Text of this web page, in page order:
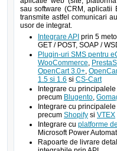
sau software (CRM, aplicatii
transmite astfel comunicari
usor de integrat.
Integrare API prin 5
GET / POST, SOAP /
Plugin-uri SMS pentru
WooCommerce,
OpenCart 3.0+,
1.5 si 1.6 si CS-Cart
Integrare cu principalele
precum Blugento,
Integrare cu principalele
precum Shopify si VTEX
Integrare cu platforme
Microsoft Power
Rapoarte de livrare